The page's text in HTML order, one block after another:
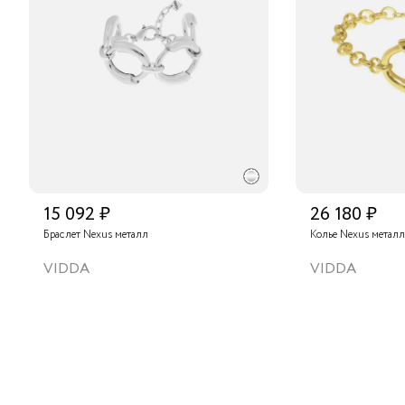
15 092 ₽
Браслет Nexus металл
VIDDA
26 180 ₽
Колье Nexus металл
VIDDA